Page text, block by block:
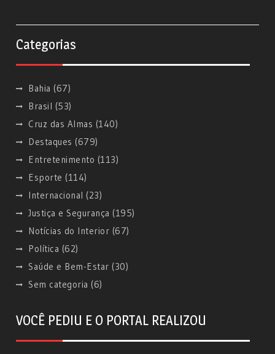
Categorias
Bahia (67)
Brasil (53)
Cruz das Almas (140)
Destaques (679)
Entretenimento (113)
Esporte (114)
Internacional (23)
Justiça e Segurança (195)
Notícias do Interior (67)
Política (62)
Saúde e Bem-Estar (30)
Sem categoria (6)
VOCÊ PEDIU E O PORTAL REALIZOU